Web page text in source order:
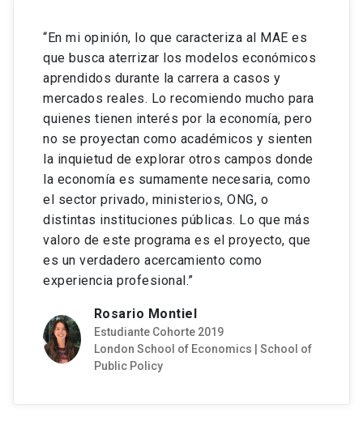
PRONABEC- Programa Nacional de
Becas y Crédito Educativo.
La Beca PRONABEC (Programa Nacional de
Becas y Crédito Educativo) es un programa del
Estado peruano que busca garantizar el acceso, la
permanencia y la culminación de estudios
recursos económicos. El objetivo principal es
brindar oportunidades educativas de calidad a
peruanos que, de otra manera, no tendrían acceso
a estudios superiores.
requisitos académicos de ingreso, pero no
disponen de medios para financiar
completamente sus estudios. Este beneficio
cubre hasta un 90% del arancel (complementaria)
para alumnos de Ingeniería Comercial UC de
acuerdo con sus antecedentes académicos y
socioeconómicos. La asignación de esta beca se
realizará luego de recibir el análisis de los
antecedentes socioeconómicos de los
postulantes, preferentemente en marzo de cada
año.
Beca Talento e Inclusión.
“En mi opinión, lo que caracteriza al MAE es
que busca aterrizar los modelos económicos
aprendidos durante la carrera a casos y
mercados reales. Lo recomiendo mucho para
quienes tienen interés por la economía, pero
no se proyectan como académicos y sienten
la inquietud de explorar otros campos donde
la economía es sumamente necesaria, como
el sector privado, ministerios, ONG, o
distintas instituciones públicas. Lo que más
valoro de este programa es el proyecto, que
es un verdadero acercamiento como
experiencia profesional.”
Rosario Montiel
Estudiante Cohorte 2019
London School of Economics | School of
Public Policy